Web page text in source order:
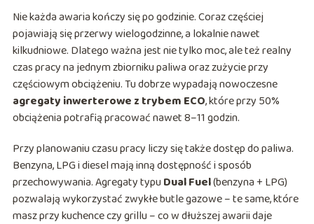
Nie każda awaria kończy się po godzinie. Coraz częściej
pojawiają się przerwy wielogodzinne, a lokalnie nawet
kilkudniowe. Dlatego ważna jest nie tylko moc, ale też realny
czas pracy na jednym zbiorniku paliwa oraz zużycie przy
częściowym obciążeniu. Tu dobrze wypadają nowoczesne
agregaty inwerterowe z trybem ECO, które przy 50%
obciążenia potrafią pracować nawet 8–11 godzin.
Przy planowaniu czasu pracy liczy się także dostęp do paliwa.
Benzyna, LPG i diesel mają inną dostępność i sposób
przechowywania. Agregaty typuDual Fuel(benzyna + LPG)
pozwalają wykorzystać zwykłe butle gazowe – te same, które
masz przy kuchence czy grillu – co w dłuższej awarii daje